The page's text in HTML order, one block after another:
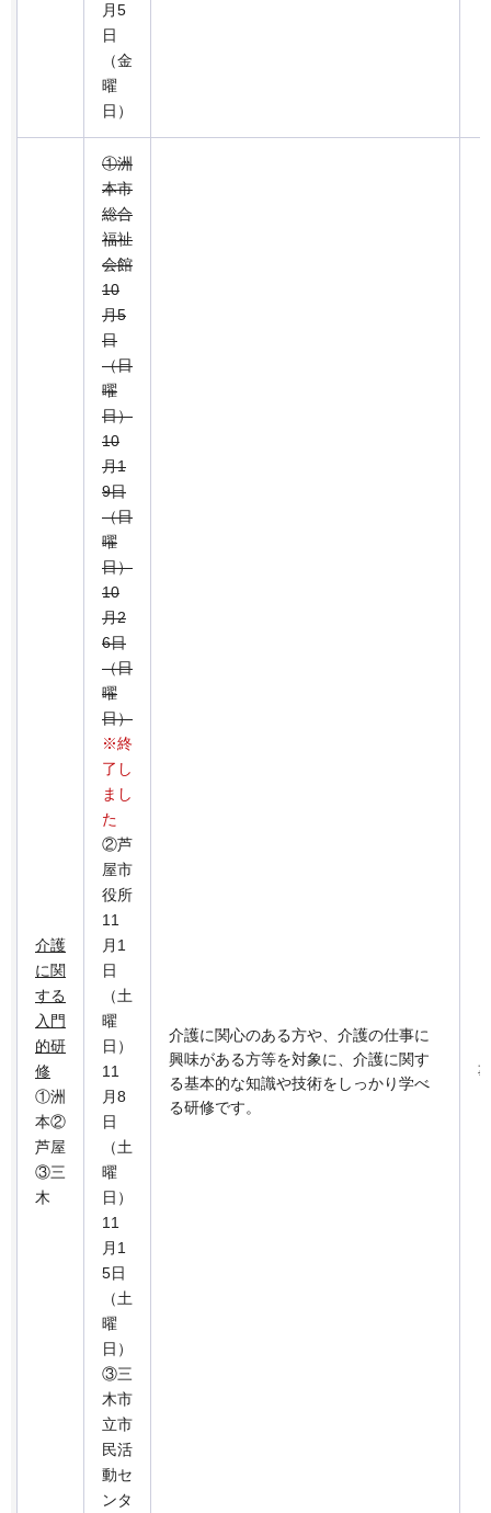
月5
日
（金
曜
日）
介護
に関
する
入門
的研
修
①洲
本②
芦屋
③三
木
①洲
本市
総合
福祉
会館
10
月5
日
（日
曜
日）
10
月1
9日
（日
曜
日）
10
月2
6日
（日
曜
日）
※終
了し
まし
た
②芦
屋市
役所
11
月1
日
（土
曜
日）
11
月8
日
（土
曜
日）
11
月1
5日
（土
曜
日）
③三
木市
立市
民活
動セ
ンタ
介護に関心のある方や、介護の仕事に
興味がある方等を対象に、介護に関す
る基本的な知識や技術をしっかり学べ
る研修です。